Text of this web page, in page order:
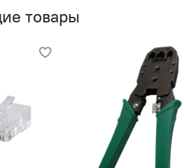
товары